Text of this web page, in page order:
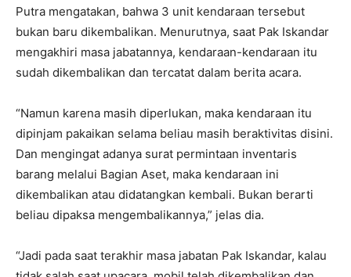
Putra mengatakan, bahwa 3 unit kendaraan tersebut
bukan baru dikembalikan. Menurutnya, saat Pak Iskandar
mengakhiri masa jabatannya, kendaraan-kendaraan itu
sudah dikembalikan dan tercatat dalam berita acara.
“Namun karena masih diperlukan, maka kendaraan itu
dipinjam pakaikan selama beliau masih beraktivitas disini.
Dan mengingat adanya surat permintaan inventaris
barang melalui Bagian Aset, maka kendaraan ini
dikembalikan atau didatangkan kembali. Bukan berarti
beliau dipaksa mengembalikannya,” jelas dia.
“Jadi pada saat terakhir masa jabatan Pak Iskandar, kalau